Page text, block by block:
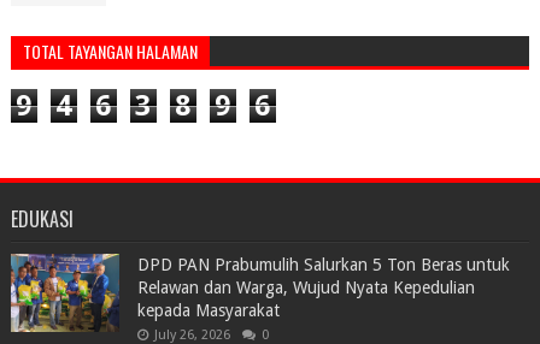
TOTAL TAYANGAN HALAMAN
9 4 6 3 8 9 6
EDUKASI
DPD PAN Prabumulih Salurkan 5 Ton Beras untuk
Relawan dan Warga, Wujud Nyata Kepedulian
kepada Masyarakat
July 26, 2026 0